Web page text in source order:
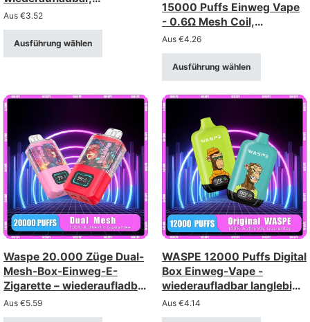
einstellbarer Luftstrom
Aus €3.52
Ausführung wählen
15000 Puffs Einweg Vape
- 0.6Ω Mesh Coil,
wiederaufladbar
Aus €4.26
Ausführung wählen
Waspe 20.000 Züge Dual-
Mesh-Box-Einweg-E-
Zigarette – wiederaufladbar
mit LCD-Display (Stärke 0-
5%)
Aus €5.59
WASPE 12000 Puffs Digital
Box Einweg-Vape -
wiederaufladbar langlebig
mit Smart-Display
Aus €4.14